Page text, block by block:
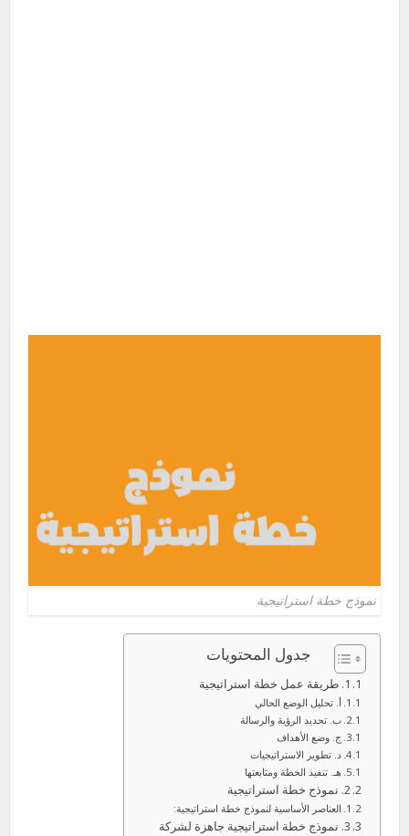
نموذج خطة استراتيجية
جدول المحتويات
1. طريقة عمل خطة استراتيجية
أ. تحليل الوضع الحالي
ب. تحديد الرؤية والرسالة
ج. وضع الأهداف
د. تطوير الاستراتيجيات
هـ. تنفيذ الخطة ومتابعتها
2. نموذج خطة استراتيجية
العناصر الأساسية لنموذج خطة استراتيجية:
3. نموذج خطة استراتيجية جاهزة لشركة